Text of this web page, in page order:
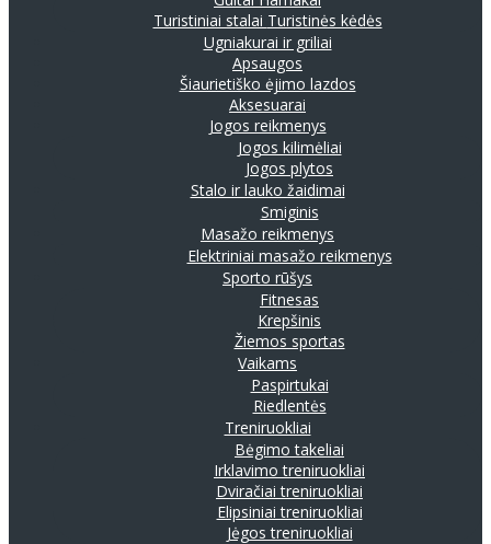
Turistiniai stalai Turistinės kėdės
Ugniakurai ir griliai
Apsaugos
Šiaurietiško ėjimo lazdos
Aksesuarai
Jogos reikmenys
Jogos kilimėliai
Jogos plytos
Stalo ir lauko žaidimai
Smiginis
Masažo reikmenys
Elektriniai masažo reikmenys
Sporto rūšys
Fitnesas
Krepšinis
Žiemos sportas
Vaikams
Paspirtukai
Riedlentės
Treniruokliai
Bėgimo takeliai
Irklavimo treniruokliai
Dviračiai treniruokliai
Elipsiniai treniruokliai
Jėgos treniruokliai